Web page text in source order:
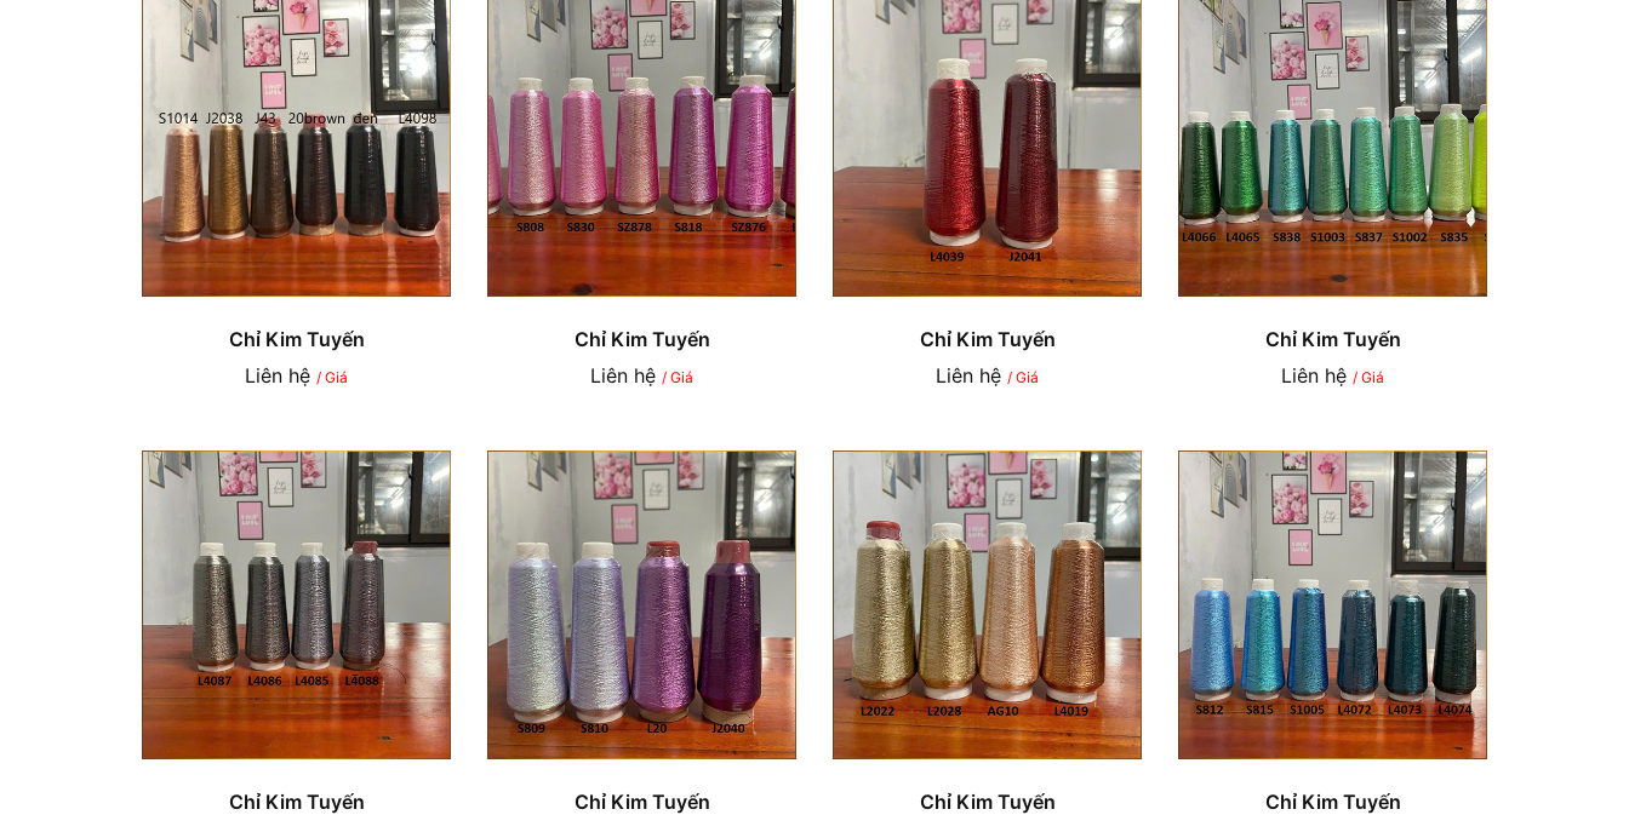
Chỉ Kim Tuyến
Liên hệ / Giá
Chỉ Kim Tuyến
Liên hệ / Giá
Chỉ Kim Tuyến
Liên hệ / Giá
Chỉ Kim Tuyến
Liên hệ / Giá
Chỉ Kim Tuyến
Chỉ Kim Tuyến
Chỉ Kim Tuyến
Chỉ Kim Tuyến